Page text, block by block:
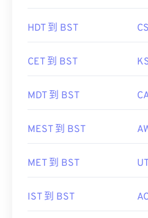
HDT 到 BST
CET 到 BST
MDT 到 BST
MEST 到 BST
MET 到 BST
IST 到 BST